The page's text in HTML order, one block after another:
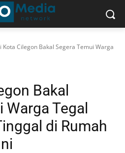
Kota Cilegon Bakal Segera Temui Warga
Bakal
Warga Tegal
di Rumah